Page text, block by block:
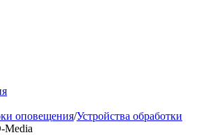
оповещения/Устройства обработки
Media